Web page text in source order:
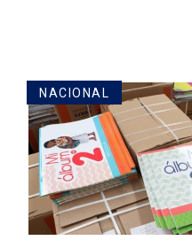
NACIONAL